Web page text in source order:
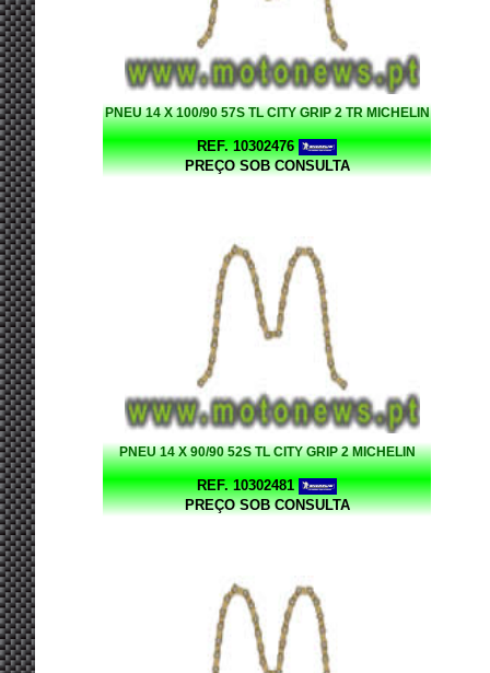
PNEU 14 X 100/90 57S TL CITY GRIP 2 TR MICHELIN
REF. 10302476
PREÇO SOB CONSULTA
PNEU 14 X 90/90 52S TL CITY GRIP 2 MICHELIN
REF. 10302481
PREÇO SOB CONSULTA